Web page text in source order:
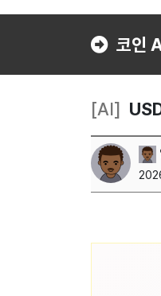
코인
[AI]